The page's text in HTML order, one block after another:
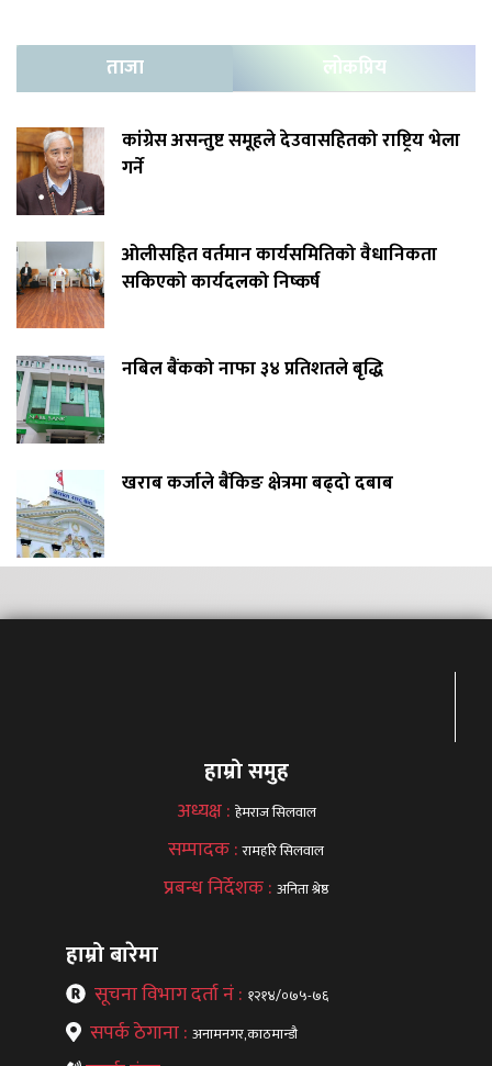
ताजा लोकप्रिय
कांग्रेस असन्तुष्ट समूहले देउवासहितको राष्ट्रिय भेला
गर्ने
ओलीसहित वर्तमान कार्यसमितिको वैधानिकता
सकिएको कार्यदलको निष्कर्ष
नबिल बैंकको नाफा ३४ प्रतिशतले बृद्धि
खराब कर्जाले बैंकिङ क्षेत्रमा बढ्दो दबाब
हाम्रो समुह
अध्यक्ष : हेमराज सिलवाल
सम्पादक :रामहरि सिलवाल
प्रबन्ध निर्देशक : अनिता श्रेष्ठ
हाम्रो बारेमा
सूचना विभाग दर्ता नं : १२१४/०७५-७६
सपर्क ठेगाना : अनामनगर,काठमान्डौ